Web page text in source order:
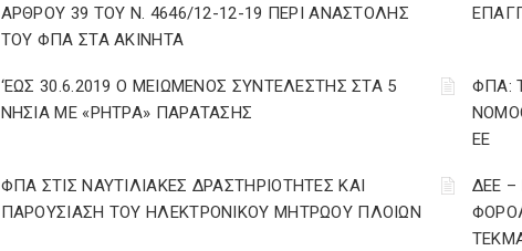
ΑΡΘΡΟΥ 39 ΤΟΥ Ν. 4646/12-12-19 ΠΕΡΙ ΑΝΑΣΤΟΛΗΣ
ΤΟΥ ΦΠΑ ΣΤΑ ΑΚΙΝΗΤΑ
‘ΕΩΣ 30.6.2019 Ο ΜΕΙΩΜΕΝΟΣ ΣΥΝΤΕΛΕΣΤΗΣ ΣΤΑ 5
ΝΗΣΙΑ ΜΕ «ΡΗΤΡΑ» ΠΑΡΑΤΑΣΗΣ
ΦΠΑ:
ΕΕ
ΦΠΑ ΣΤΙΣ ΝΑΥΤΙΛΙΑΚΕΣ ΔΡΑΣΤΗΡΙΟΤΗΤΕΣ ΚΑΙ
ΠΑΡΟΥΣΙΑΣΗ ΤΟΥ ΗΛΕΚΤΡΟΝΙΚΟΥ ΜΗΤΡΩΟΥ ΠΛΟΙΩΝ
ΔΕΕ –